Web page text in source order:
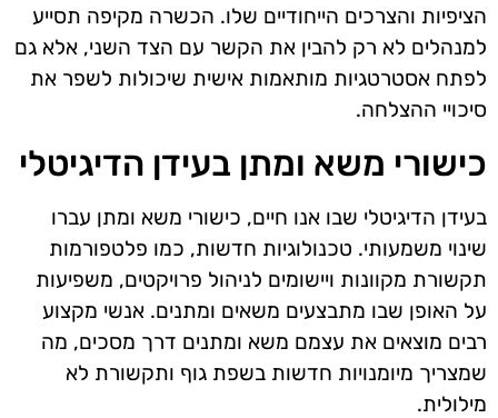
הציפיות והצרכים הייחודיים שלו. הכשרה מקיפה תסייע
למנהלים לא רק להבין את הקשר עם הצד השני, אלא גם
לפתח אסטרטגיות מותאמות אישית שיכולות לשפר את
סיכויי ההצלחה.
כישורי משא ומתן בעידן הדיגיטלי
בעידן הדיגיטלי שבו אנו חיים, כישורי משא ומתן עברו
שינוי משמעותי. טכנולוגיות חדשות, כמו פלטפורמות
תקשורת מקוונות ויישומים לניהול פרויקטים, משפיעות
על האופן שבו מתבצעים משאים ומתנים. אנשי מקצוע
רבים מוצאים את עצמם משא ומתנים דרך מסכים, מה
שמצריך מיומנויות חדשות בשפת גוף ותקשורת לא
מילולית.